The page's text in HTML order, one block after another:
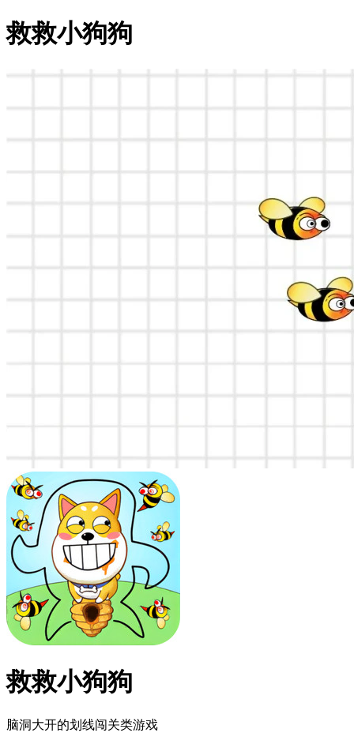
救救小狗狗
救救小狗狗
脑洞大开的划线闯关类游戏